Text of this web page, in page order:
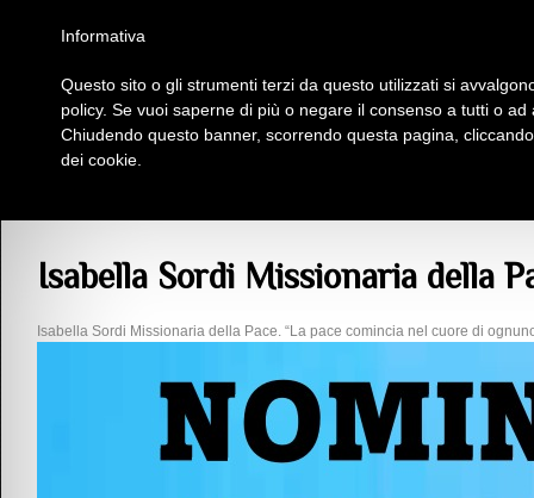
Insieme Per La Cultura
Isabella Sordi Missionaria della
Isabella Sordi Missionaria della Pace. “La pace comincia nel cuore di
Informativa
Questo sito o gli strumenti terzi da questo utilizzati si
policy. Se vuoi saperne di più o negare il consenso a tutti o
Chiudendo questo banner, scorrendo questa pagina,
dei cookie.